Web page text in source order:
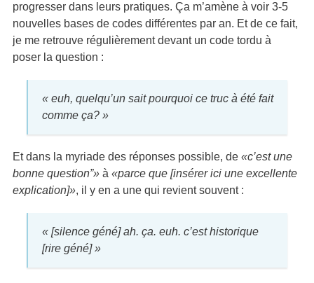
progresser dans leurs pratiques. Ça m’amène à voir 3-5
nouvelles bases de codes différentes par an. Et de ce fait,
je me retrouve régulièrement devant un code tordu à
poser la question :
« euh, quelqu’un sait pourquoi ce truc à été fait
comme ça? »
Et dans la myriade des réponses possible, de «c’est une
bonne question”»à «parce que [insérer ici une excellente
explication]», il y en a une qui revient souvent :
« [silence géné] ah. ça. euh. c’est historique
[rire géné] »